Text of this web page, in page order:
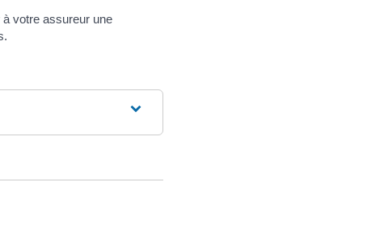
votre assureur une